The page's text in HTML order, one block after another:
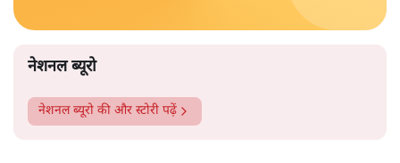
नेशनल ब्यूरो
नेशनल ब्यूरो की और स्टोरी पढ़ें